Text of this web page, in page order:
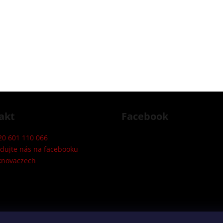
601 110 066
nás na facebooku
Facebook